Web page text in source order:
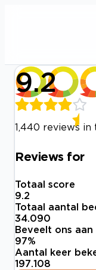
9.2
1,440 reviews in
Reviews for
Totaal score
9.2
Totaal aantal
34.090
Beveelt ons aan
97%
Aantal keer
197.108